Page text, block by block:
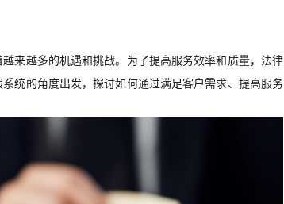
来越多的机遇和挑战。为了提高服务效率和质量，法律
统的角度出发，探讨如何通过满足客户需求、提高服务